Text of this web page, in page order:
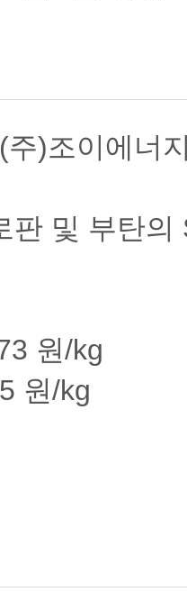
)조이에너
판 및 부탄
원/kg
원/kg